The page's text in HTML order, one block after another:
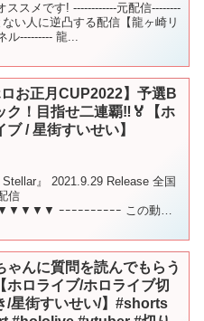
スメです! ------------元配信--------
い人に逆凸する配信【龍ヶ崎リ
ル--------- 龍...
ロお正月CUP2022】予選B
ク！目指せ二連覇‼🏅【ホ
ブ / 星街すいせい】
』 2021.9.29 Release 全国
信
ｰｰｰｰｰｰｰｰｰｰ この動画
ゃんに質問を読んでもらう
ホロライブ/ホロライブ切
/星街すいせい/】#shorts